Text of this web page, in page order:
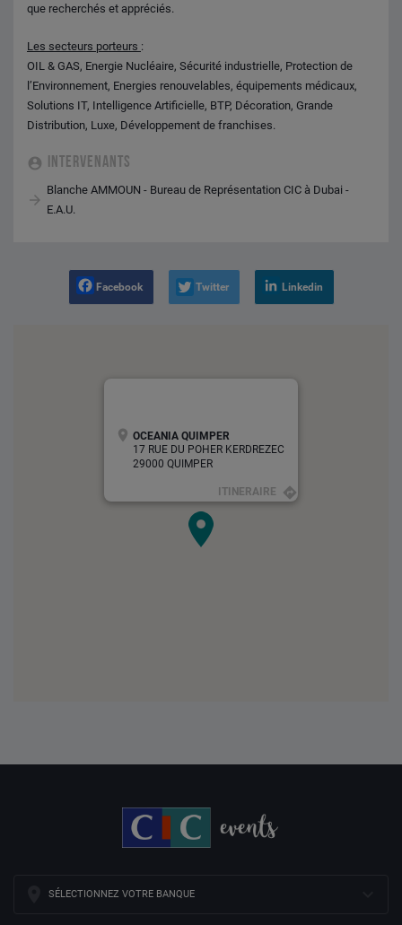
que recherchés et appréciés.
Les secteurs porteurs :
OIL & GAS, Energie Nucléaire, Sécurité industrielle, Protection de
l’Environnement, Energies renouvelables, équipements médicaux,
Solutions IT, Intelligence Artificielle, BTP, Décoration, Grande
Distribution, Luxe, Développement de franchises.
INTERVENANTS
Blanche AMMOUN - Bureau de Représentation CIC à Dubai -
E.A.U.
Facebook Twitter Linkedin
OCEANIA QUIMPER
17 RUE DU POHER KERDREZEC
29000 QUIMPER
ITINERAIRE
SÉLECTIONNEZ VOTRE BANQUE